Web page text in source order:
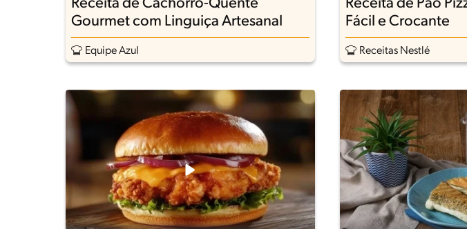
Receita de Cachorro-Quente
Gourmet com Linguiça Artesanal
Equipe Azul
Receita de Pão
Fácil e Crocante
Receitas Nestlé